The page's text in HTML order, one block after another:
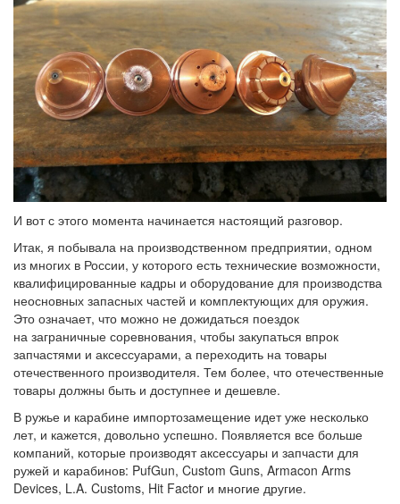
И вот с этого момента начинается настоящий разговор.
Итак, я побывала на производственном предприятии, одном
из многих в России, у которого есть технические возможности,
квалифицированные кадры и оборудование для производства
неосновных запасных частей и комплектующих для оружия.
Это означает, что можно не дожидаться поездок
на заграничные соревнования, чтобы закупаться впрок
запчастями и аксессуарами, а переходить на товары
отечественного производителя. Тем более, что отечественные
товары должны быть и доступнее и дешевле.
В ружье и карабине импортозамещение идет уже несколько
лет, и кажется, довольно успешно. Появляется все больше
компаний, которые производят аксессуары и запчасти для
ружей и карабинов: PufGun, Custom Guns, Armacon Arms
Devices, L.A. Customs, Hit Factor и многие другие.